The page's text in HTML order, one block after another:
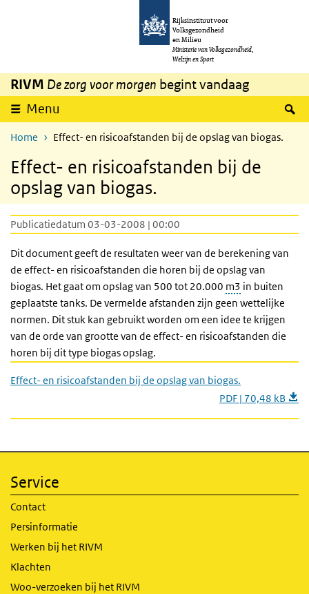
Overslaan en naar de inhoud gaan
Rijksinstituut voor
Volksgezondheid
en Milieu
Ministerie van Volksgezondheid,
Welzijn en Sport
RIVM De zorg voor morgen begint vandaag
Menu
Home Effect- en risicoafstanden bij de opslag van biogas.
Effect- en risicoafstanden bij de
opslag van biogas.
Publicatiedatum 03-03-2008 | 00:00
Dit document geeft de resultaten weer van de berekening van
de effect- en risicoafstanden die horen bij de opslag van
biogas. Het gaat om opslag van 500 tot 20.000 m3 in buiten
geplaatste tanks. De vermelde afstanden zijn geen wettelijke
normen. Dit stuk kan gebruikt worden om een idee te krijgen
van de orde van grootte van de effect- en risicoafstanden die
horen bij dit type biogas opslag.
Effect- en risicoafstanden bij de opslag van biogas.
PDF | 70,48 kB
Service
Contact
Persinformatie
Werken bij het RIVM
Klachten
Woo-verzoeken bij het RIVM